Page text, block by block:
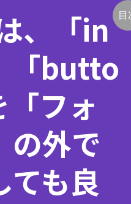
、「in
「butto
フォ
の外で
ても良
目